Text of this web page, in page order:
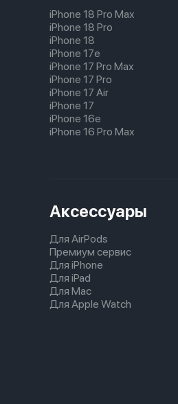
iPhone 18 Pro Max
iPhone 18 Pro
iPhone 18
iPhone 17e
iPhone 17 Pro Max
iPhone 17 Pro
iPhone 17 Air
iPhone 17
iPhone 16e
iPhone 16 Pro Max
Аксессуары
Для AirPods
Премиум сервис
Для iPhone
Для iPad
Для Mac
Для Apple Watch